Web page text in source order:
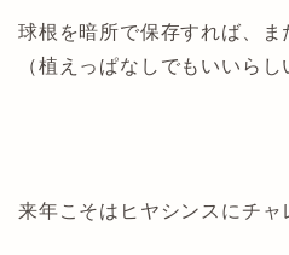
球根を暗所で保存すれば、ま
（植えっぱなしでもいいらし
来年こそはヒヤシンスにチャ